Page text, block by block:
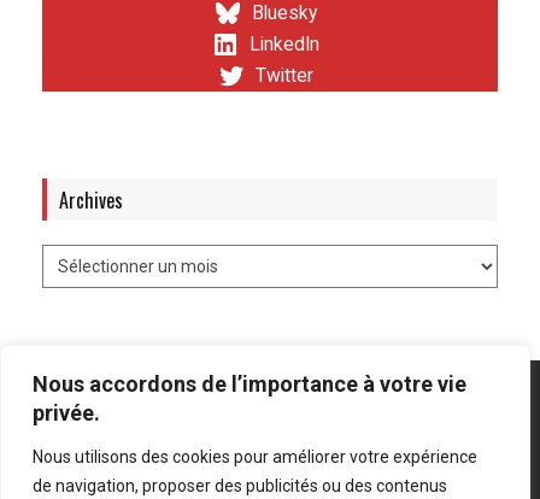
Nous accordons de l’importance à votre vie
privée.
Nous utilisons des cookies pour améliorer votre expérience
de navigation, proposer des publicités ou des contenus
Bluesky
LinkedIn
Twitter
Archives
Mentions légales Politique de confidentialité